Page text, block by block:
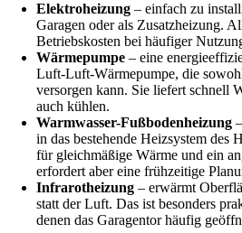
Elektroheizung – einfach zu
Garagen oder als Zusatzheizung.
Betriebskosten bei häufiger
Wärmepumpe – eine
Luft-Luft-Wärmepumpe, die
versorgen kann. Sie liefert schnell
auch kühlen.
Warmwasser-Fußbodenheizung
in das bestehende Heizsystem des
für gleichmäßige Wärme und ein
erfordert aber eine frühzeitige
Infrarotheizung – erwärmt
statt der Luft. Das ist besonders
denen das Garagentor häufig